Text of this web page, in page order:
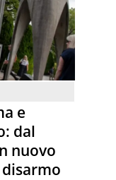
e
dal
nuovo